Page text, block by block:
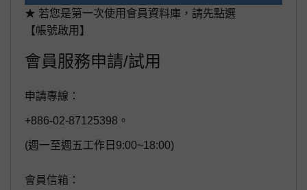
★ 若您是第一次使用會員資料庫，請先點選
【帳號啟用】
會員服務申請/試用
申請專線：
+886-02-87125398。
(週一至週五工作日9:00~18:00)
會員信箱：